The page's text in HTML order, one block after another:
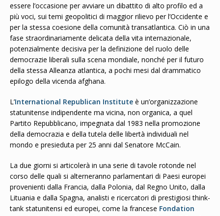
essere l’occasione per avviare un dibattito di alto profilo ed a
più voci, sui temi geopolitici di maggior rilievo per l’Occidente e
per la stessa coesione della comunità transatlantica. Ciò in una
fase straordinariamente delicata della vita internazionale,
potenzialmente decisiva per la definizione del ruolo delle
democrazie liberali sulla scena mondiale, nonché per il futuro
della stessa Alleanza atlantica, a pochi mesi dal drammatico
epilogo della vicenda afghana.
L’International Republican Institute è un’organizzazione
statunitense indipendente ma vicina, non organica, a quel
Partito Repubblicano, impegnata dal 1983 nella promozione
della democrazia e della tutela delle libertà individuali nel
mondo e presieduta per 25 anni dal Senatore McCain.
La due giorni si articolerà in una serie di tavole rotonde nel
corso delle quali si alterneranno parlamentari di Paesi europei
provenienti dalla Francia, dalla Polonia, dal Regno Unito, dalla
Lituania e dalla Spagna, analisti e ricercatori di prestigiosi think-
tank statunitensi ed europei, come la francese Fondation